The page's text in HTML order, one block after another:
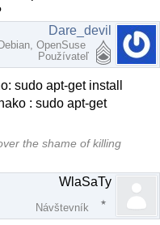
Dare_devil
Debian, OpenSuse
Používateľ
sudo apt-get install
: sudo apt-get
the shame of killing
WlaSaTy
Návštevník